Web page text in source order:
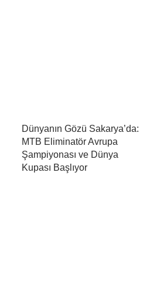
Dünyanın Gözü Sakarya’da:
MTB Eliminatör Avrupa
Şampiyonası ve Dünya
Kupası Başlıyor